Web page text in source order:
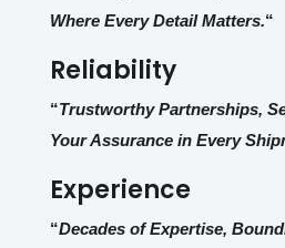
Where Every Detail Matters.“
Reliability
“Trustworthy Partnerships,
Your Assurance in Every
Experience
“Decades of Expertise,